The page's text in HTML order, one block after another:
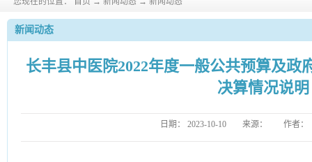
新闻动态
长丰县中医院2022年度一般公共预算及政
决算情况说明
日期： 2023-10-10 来源： 作者：